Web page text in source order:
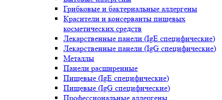
Грибковые и бактериальные аллергены
Красители и консерванты пищевых
косметических средств
Лекарственные панели (IgE специфические)
Лекарственные панели (IgG специфические)
Металлы
Панели расширенные
Пищевые (IgE специфические)
Пищевые (IgG специфические)
Профессиональные аллергены